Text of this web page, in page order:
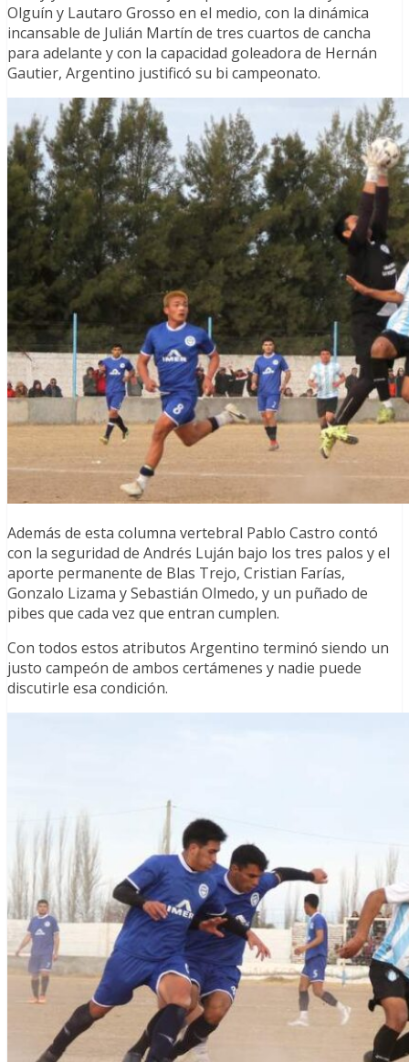
Olguín y Lautaro Grosso en el medio, con la dinámica
incansable de Julián Martín de tres cuartos de cancha
para adelante y con la capacidad goleadora de Hernán
Gautier, Argentino justificó su bi campeonato.
Además de esta columna vertebral Pablo Castro contó
con la seguridad de Andrés Luján bajo los tres palos y el
aporte permanente de Blas Trejo, Cristian Farías,
Gonzalo Lizama y Sebastián Olmedo, y un puñado de
pibes que cada vez que entran cumplen.
Con todos estos atributos Argentino terminó siendo un
justo campeón de ambos certámenes y nadie puede
discutirle esa condición.